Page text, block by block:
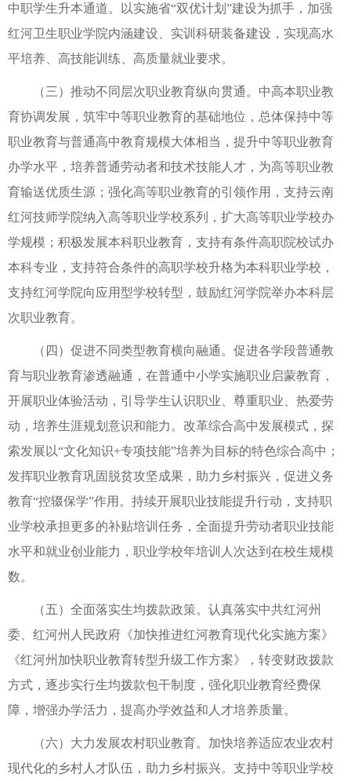
中职学生升本通道。以实施省“双优计划”建设为抓手，加强
红河卫生职业学院内涵建设、实训科研装备建设，实现高水
平培养、高技能训练、高质量就业要求。
（三）推动不同层次职业教育纵向贯通。中高本职业教
育协调发展，筑牢中等职业教育的基础地位，总体保持中等
职业教育与普通高中教育规模大体相当，提升中等职业教育
办学水平，培养普通劳动者和技术技能人才，为高等职业教
育输送优质生源；强化高等职业教育的引领作用，支持云南
红河技师学院纳入高等职业学校系列，扩大高等职业学校办
学规模；积极发展本科职业教育，支持有条件高职院校试办
本科专业，支持符合条件的高职学校升格为本科职业学校，
支持红河学院向应用型学校转型，鼓励红河学院举办本科层
次职业教育。
（四）促进不同类型教育横向融通。促进各学段普通教
育与职业教育渗透融通，在普通中小学实施职业启蒙教育，
开展职业体验活动，引导学生认识职业、尊重职业、热爱劳
动，培养生涯规划意识和能力。改革综合高中发展模式，探
索发展以“文化知识+专项技能”培养为目标的特色综合高中；
发挥职业教育巩固脱贫攻坚成果，助力乡村振兴，促进义务
教育“控辍保学”作用。持续开展职业技能提升行动，支持职
业学校承担更多的补贴培训任务，全面提升劳动者职业技能
水平和就业创业能力，职业学校年培训人次达到在校生规模
数。
（五）全面落实生均拨款政策。认真落实中共红河州
委、红河州人民政府《加快推进红河教育现代化实施方案》
《红河州加快职业教育转型升级工作方案》，转变财政拨款
方式，逐步实行生均拨款包干制度，强化职业教育经费保
障，增强办学活力，提高办学效益和人才培养质量。
（六）大力发展农村职业教育。加快培养适应农业农村
现代化的乡村人才队伍，助力乡村振兴。支持中等职业学校